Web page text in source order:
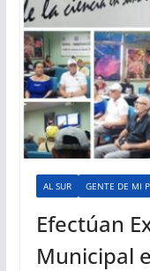
AL SUR GENTE DE MI
Efectúan
Municipal